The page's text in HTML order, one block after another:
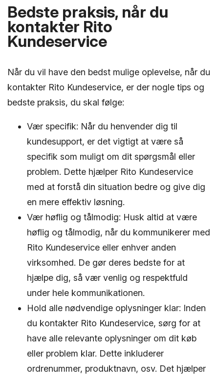
Bedste praksis, når du
kontakter Rito
Kundeservice
Når du vil have den bedst mulige oplevelse, når du
kontakter Rito Kundeservice, er der nogle tips og
bedste praksis, du skal følge:
Vær specifik: Når du henvender dig til
kundesupport, er det vigtigt at være så
specifik som muligt om dit spørgsmål eller
problem. Dette hjælper Rito Kundeservice
med at forstå din situation bedre og give dig
en mere effektiv løsning.
Vær høflig og tålmodig: Husk altid at være
høflig og tålmodig, når du kommunikerer med
Rito Kundeservice eller enhver anden
virksomhed. De gør deres bedste for at
hjælpe dig, så vær venlig og respektfuld
under hele kommunikationen.
Hold alle nødvendige oplysninger klar: Inden
du kontakter Rito Kundeservice, sørg for at
have alle relevante oplysninger om dit køb
eller problem klar. Dette inkluderer
ordrenummer, produktnavn, osv. Det hjælper